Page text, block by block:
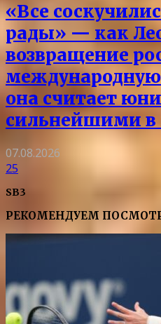
«Все
рады» — как
возвращение
она считает
сильнейшими в
07.08.2026
25
SB3
РЕКОМЕНДУЕМ